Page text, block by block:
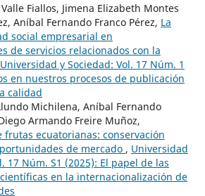
Fiallos, Jimena Elizabeth Montes
Aníbal Fernando Franco Pérez, La
social empresarial en
de servicios relacionados con la
Universidad y Sociedad: Vol. 17 Núm. 1
en nuestros procesos de publicación
calidad
Michilena, Aníbal Fernando
Armando Freire Muñoz,
frutas ecuatorianas: conservación
de mercado , Universidad
17 Núm. S1 (2025): El papel de las
en la internacionalización de